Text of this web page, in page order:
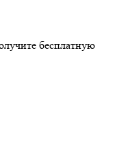
бесплатную